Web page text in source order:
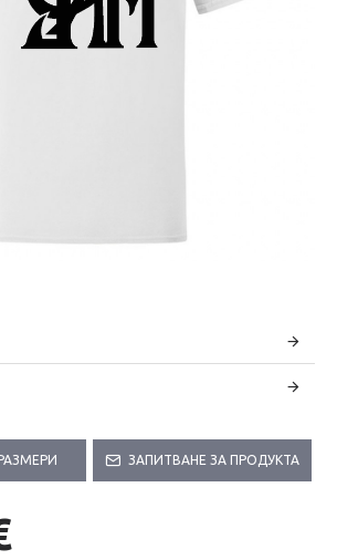
ЗАПИТВАНЕ ЗА ПРОДУКТА